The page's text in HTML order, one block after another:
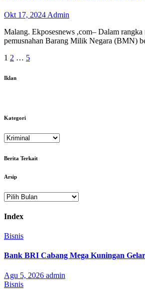
Okt 17, 2024 Admin
Malang. Ekposesnews ,com– Dalam
pemusnahan Barang Milik Negara (BMN)
Paginasi
pos
1 2 … 5
Iklan
Kategori
Kategori
Berita Terkait
Arsip
Arsip
Index
Bisnis
Bank BRI Cabang Mega Kuningan
Agu 5, 2026 admin
Bisnis